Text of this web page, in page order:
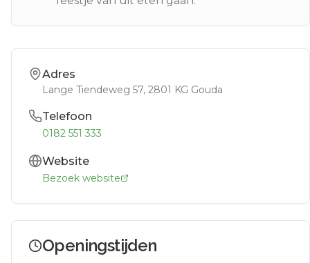
Adres
Lange Tiendeweg 57, 2801 KG Gouda
Telefoon
0182 551 333
Website
Bezoek website
Openingstijden